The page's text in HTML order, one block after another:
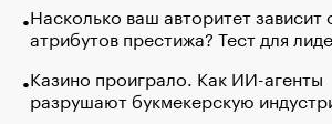
Насколько ваш авторитет зависит
атрибутов престижа? Тест для
Казино проиграло. Как ИИ-агенты
разрушают букмекерскую